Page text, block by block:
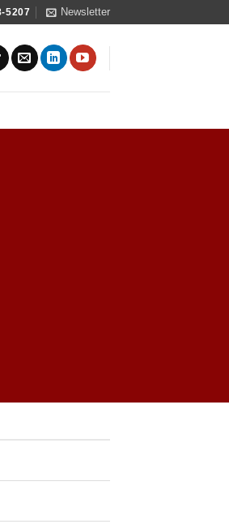
5207 Newsletter